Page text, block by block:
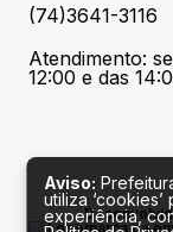
(74)3641-3116
Atendimento:
12:00 e das
Aviso:
utiliza
experiência,